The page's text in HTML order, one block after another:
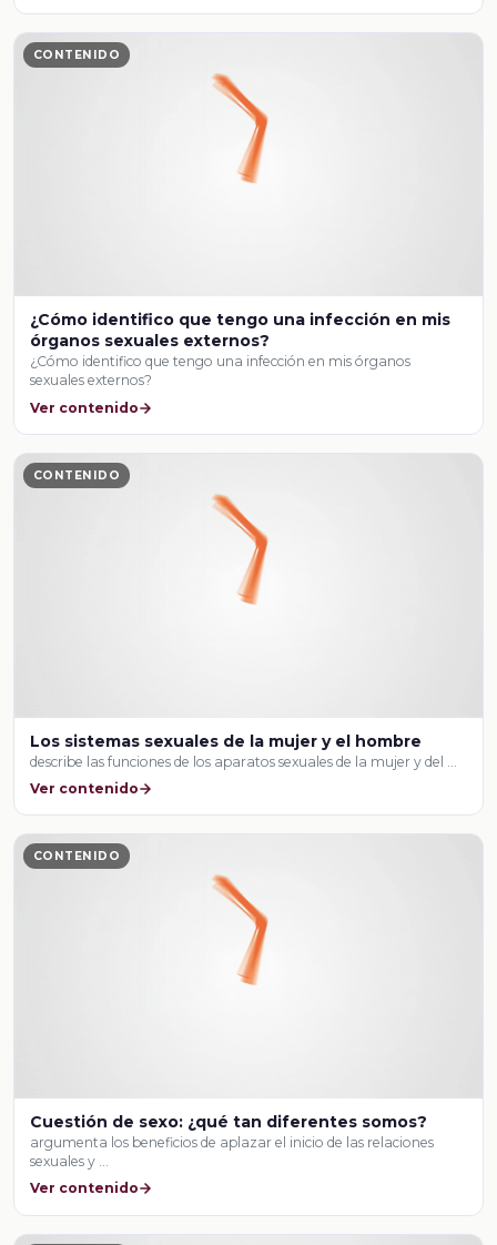
CONTENIDO
¿Cómo identifico que tengo una infección en mis
órganos sexuales externos?
¿Cómo identifico que tengo una infección en mis órganos
sexuales externos?
Ver contenido
CONTENIDO
Los sistemas sexuales de la mujer y el hombre
describe las funciones de los aparatos sexuales de la mujer y del …
Ver contenido
CONTENIDO
Cuestión de sexo: ¿qué tan diferentes somos?
argumenta los beneficios de aplazar el inicio de las relaciones
sexuales y …
Ver contenido